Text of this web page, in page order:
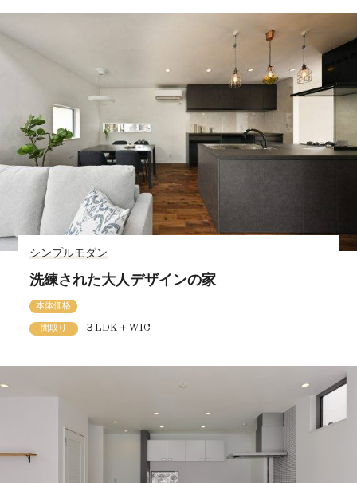
シンプルモダン
洗練された大人デザインの家
本体価格
間取り ３LDK＋WIC